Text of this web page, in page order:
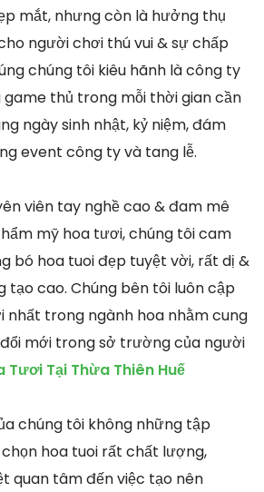
mắt, nhưng còn là hưởng thụ
người chơi thú vui & sự chấp
chúng tôi kiêu hãnh là công ty
thủ trong mỗi thời gian cần
ngày sinh nhật, kỷ niệm, đám
event công ty và tang lễ.
viên tay nghề cao & đam mê
mỹ hoa tươi, chúng tôi cam
bó hoa tuoi đẹp tuyệt vời, rất dị &
tạo cao. Chúng bên tôi luôn cập
nhất trong ngành hoa nhằm cung
mới trong sở trường của người
Tươi Tại Thừa Thiên Huế
chúng tôi không những tập
hoa tuoi rất chất lượng,
quan tâm đến việc tạo nên